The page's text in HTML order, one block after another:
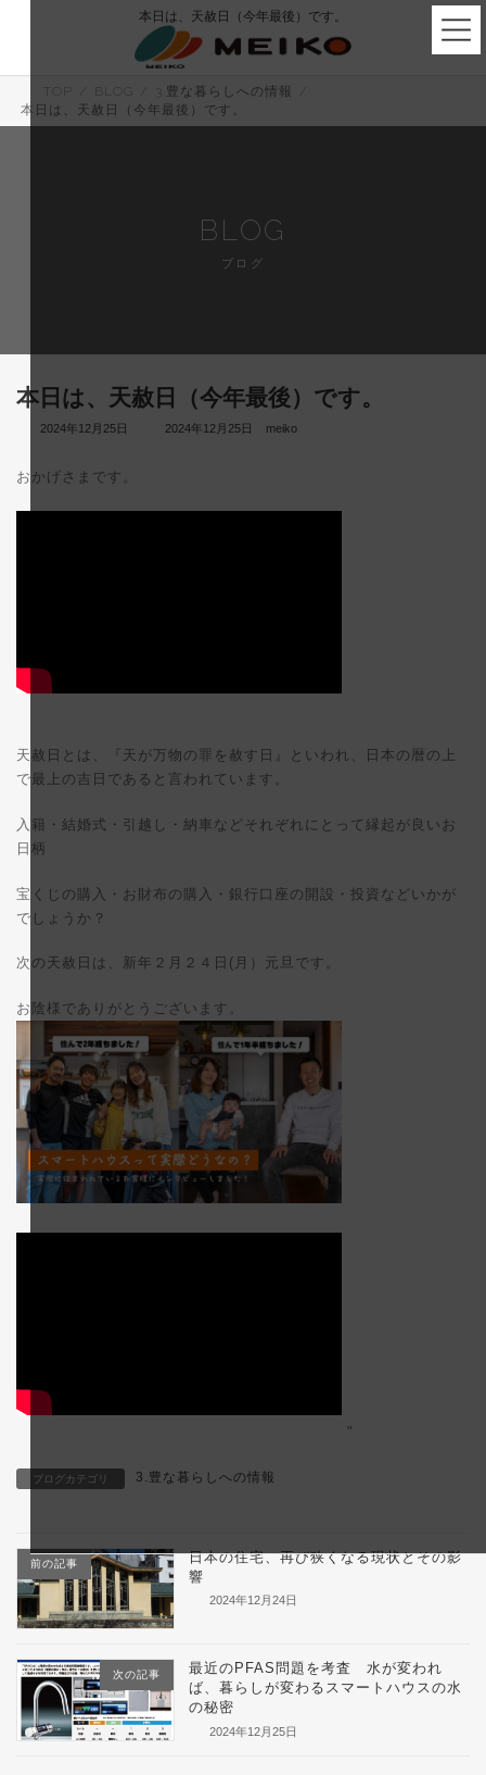
ス
ン
本日は、天赦日（今年最後）です。
TOP BLOG
3.豊な暮らしへの情報
本日は、天赦日（今年最後）です。
BLOG
ブログ
本日は、天赦日（今年最後）です。
2024年12月25日
最
時
2024年12月25日 meiko
おかげさまです。
天赦日とは、『天が万物の罪を赦す日』といわれ、日本の暦の上
で最上の吉日であると言われています。
入籍・結婚式・引越し・納車などそれぞれにとって縁起が良いお
日柄
宝くじの購入・お財布の購入・銀行口座の開設・投資などいかが
でしょうか？
次の天赦日は、新年２月２４日(月）元旦です。
お陰様でありがとうございます。
"
ブログカテゴリ 3.豊な暮らしへの情報
前の記事
日本の住宅、再び狭くなる現状とその影
響
2024年12月24日
次の記事
最近のPFAS問題を考査 水が変われ
ば、暮らしが変わるスマートハウスの水
の秘密
2024年12月25日